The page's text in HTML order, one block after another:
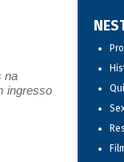
na
ingresso